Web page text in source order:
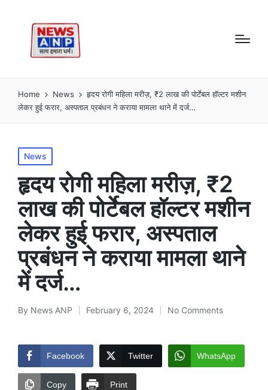
Home News
हृदय रोगी महिला मरीज़, ₹2 लाख की पोर्टेबल हॉल्टर मशीन
लेकर हुई फरार, अस्पताल प्रबंधन ने कराया मामला थाने में दर्ज…
Posted
in
News
हृदय रोगी महिला मरीज़, ₹2
लाख की पोर्टेबल हॉल्टर मशीन
लेकर हुई फरार, अस्पताल
प्रबंधन ने कराया मामला थाने
में दर्ज…
Posted
By News ANP February 6, 2024 No Comments
Facebook Twitter WhatsApp
Copy Print